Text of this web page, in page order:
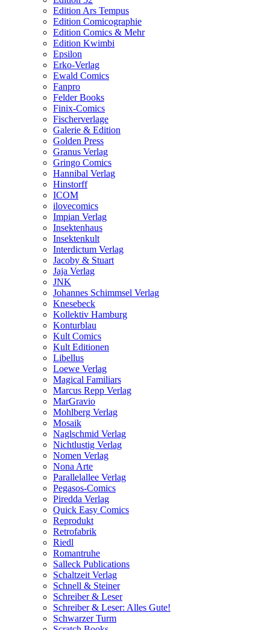
Edition Ars Tempus
Edition Comicographie
Edition Comics & Mehr
Edition Kwimbi
Epsilon
Erko-Verlag
Ewald Comics
Fanpro
Felder Books
Finix-Comics
Fischerverlage
Galerie & Edition
Golden Press
Granus Verlag
Gringo Comics
Hannibal Verlag
Hinstorff
ICOM
ilovecomics
Impian Verlag
Insektenhaus
Insektenkult
Interdictum Verlag
Jacoby & Stuart
Jaja Verlag
JNK
Johannes Schimmsel Verlag
Knesebeck
Kollektiv Hamburg
Konturblau
Kult Comics
Kult Editionen
Libellus
Loewe Verlag
Magical Familiars
Marcus Repp Verlag
MarGravio
Mohlberg Verlag
Mosaik
Naglschmid Verlag
Nichtlustig Verlag
Nomen Verlag
Nona Arte
Parallelallee Verlag
Pegasos-Comics
Piredda Verlag
Quick Easy Comics
Reprodukt
Retrofabrik
Riedl
Romantruhe
Salleck Publications
Schaltzeit Verlag
Schnell & Steiner
Schreiber & Leser
Schreiber & Leser: Alles Gute!
Schwarzer Turm